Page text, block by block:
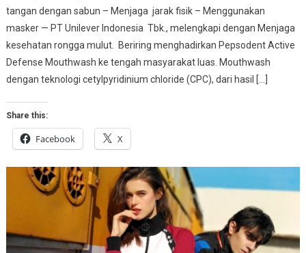
tangan dengan sabun – Menjaga jarak fisik – Menggunakan
masker — PT Unilever Indonesia Tbk., melengkapi dengan Menjaga
kesehatan rongga mulut. Beriring menghadirkan Pepsodent Active
Defense Mouthwash ke tengah masyarakat luas. Mouthwash
dengan teknologi cetylpyridinium chloride (CPC), dari hasil […]
Share this:
Facebook X